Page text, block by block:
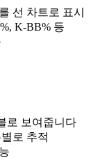
선 차트로 표시
K-BB% 등
로 보여줍니다
로 추적